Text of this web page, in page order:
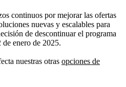
continuos por mejorar las ofertas
nuevas y escalables para
de descontinuar el programa
enero de 2025.
nuestras otras opciones de